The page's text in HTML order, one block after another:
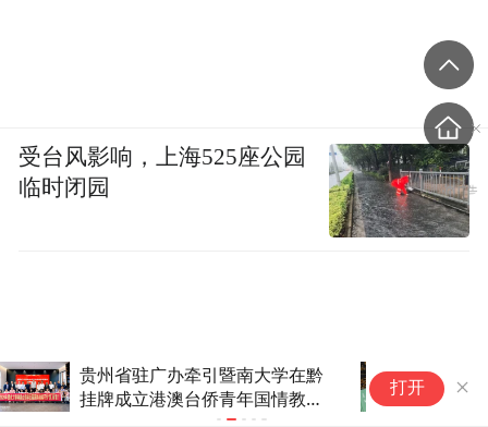
“被领导骂、被同事卷、被生活
掏空？”别忍了，读读这句话
打开
受台风影响，上海525座公园
临时闭园